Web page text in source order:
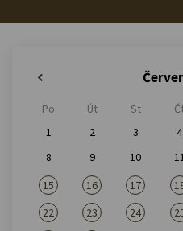
Po Út St
1
2 3 4
8
9 10
15
16 17
22
23 24